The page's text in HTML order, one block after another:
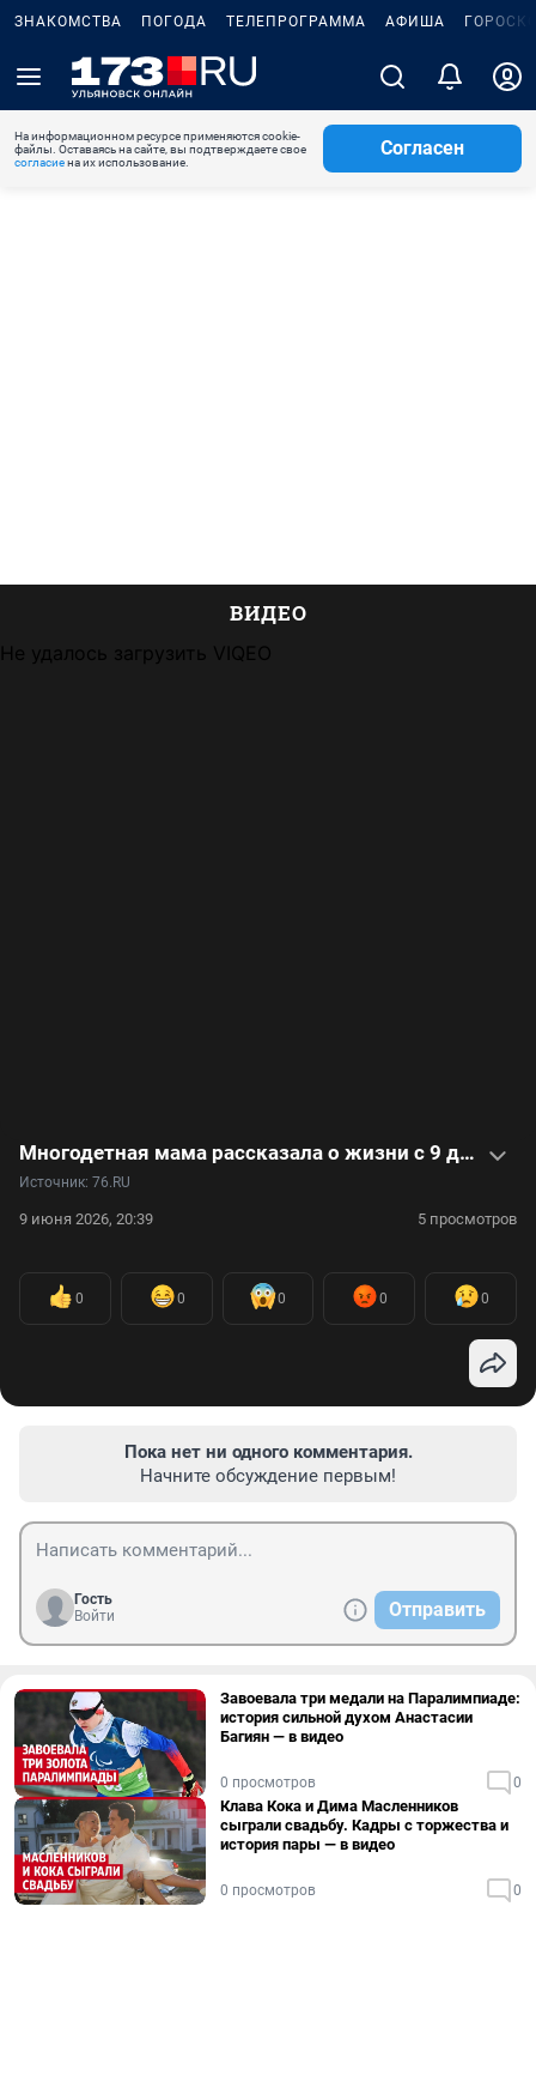
ЗНАКОМСТВА ПОГОДА ТЕЛЕПРОГРАММА АФИША
На информационном ресурсе применяются cookie-
файлы. Оставаясь на сайте, вы подтверждаете свое
согласиена их использование.
Согласен
ВИДЕО
Не удалось загрузить VIQEO
Многодетная мама рассказала о жизни с 9 детьми. Видео
Источник: 76.RU
9 июня 2026, 20:39 5 просмотров
0 0 0 0 0
Пока нет ни одного комментария.
Начните обсуждение первым!
Гость
Войти
Отправить
Завоевала три медали на Паралимпиаде:
история сильной духом Анастасии
Багиян — в видео
0 просмотров 0
Клава Кока и Дима Масленников
сыграли свадьбу. Кадры с торжества и
история пары — в видео
0 просмотров 0